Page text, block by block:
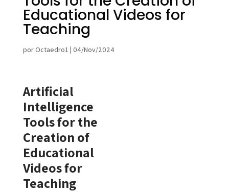
Educational Videos for
Teaching
porOctaedro1 | 04/Nov/2024
Artificial
Intelligence
Tools for the
Creation of
Educational
Videos for
Teaching